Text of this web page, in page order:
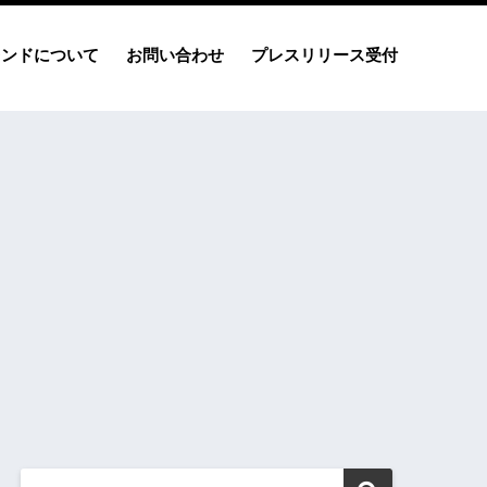
ドについて お問い合わせ プレスリリース受付